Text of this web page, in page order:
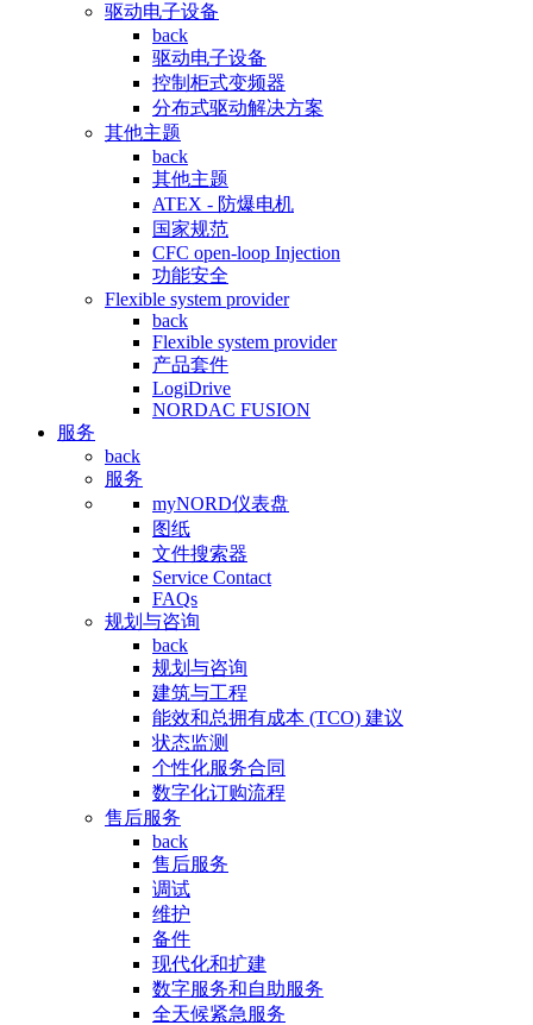
驱动电子设备
back
驱动电子设备
控制柜式变频器
分布式驱动解决方案
其他主题
back
其他主题
ATEX - 防爆电机
国家规范
CFC open-loop Injection
功能安全
Flexible system provider
back
Flexible system provider
产品套件
LogiDrive
NORDAC FUSION
服务
back
服务
myNORD仪表盘
图纸
文件搜索器
Service Contact
FAQs
规划与咨询
back
规划与咨询
建筑与工程
能效和总拥有成本 (TCO) 建议
状态监测
个性化服务合同
数字化订购流程
售后服务
back
售后服务
调试
维护
备件
现代化和扩建
数字服务和自助服务
全天候紧急服务